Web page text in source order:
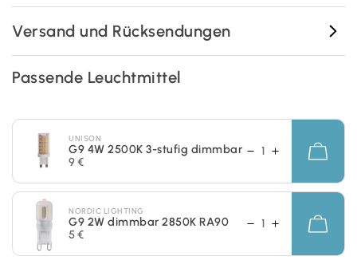
Versand und Rücksendungen
Passende Leuchtmittel
UNISON
G9 4W 2500K 3-stufig dimmbar
9 €
NORDIC LIGHTING
G9 2W dimmbar 2850K RA90
5 €